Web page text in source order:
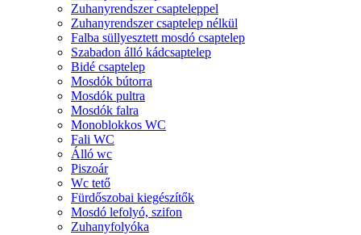
Zuhanyrendszer csapteleppel
Zuhanyrendszer csaptelep nélkül
Falba süllyesztett mosdó csaptelep
Szabadon álló kádcsaptelep
Bidé csaptelep
Mosdók bútorra
Mosdók pultra
Mosdók falra
Monoblokkos WC
Fali WC
Álló wc
Piszoár
Wc tető
Fürdőszobai kiegészítők
Mosdó lefolyó, szifon
Zuhanyfolyóka